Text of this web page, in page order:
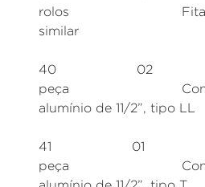
rolos Fita
similar
40
peça
alumínio de 11/2”, tipo LL
41
peça